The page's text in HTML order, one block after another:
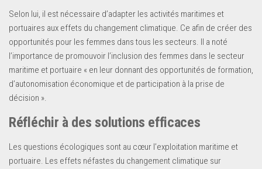
Selon lui, il est nécessaire d’adapter les activités maritimes et
portuaires aux effets du changement climatique. Ce afin de créer des
opportunités pour les femmes dans tous les secteurs. Il a noté
l’importance de promouvoir l’inclusion des femmes dans le secteur
maritime et portuaire « en leur donnant des opportunités de formation,
d’autonomisation économique et de participation à la prise de
décision ».
Réfléchir à des solutions efficaces
Les questions écologiques sont au cœur l’exploitation maritime et
portuaire. Les effets néfastes du changement climatique sur